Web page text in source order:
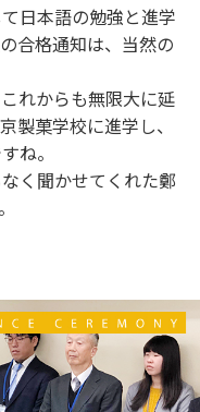
日本語の勉強と進学
合格通知は、当然の
れからも無限大に延
製菓学校に進学し、
ね。
く聞かせてくれた鄭